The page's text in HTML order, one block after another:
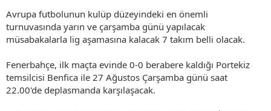
Avrupa futbolunun kulüp düzeyindeki en önemli
turnuvasında yarın ve çarşamba günü yapılacak
müsabakalarla lig aşamasına kalacak 7 takım belli olacak.
Fenerbahçe, ilk maçta evinde 0-0 berabere kaldığı Portekiz
temsilcisi Benfica ile 27 Ağustos Çarşamba günü saat
22.00'de deplasmanda karşılaşacak.